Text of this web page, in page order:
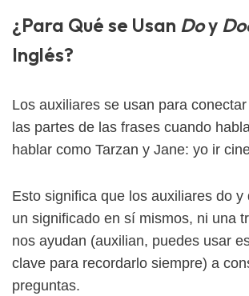
¿Para Qué se Usan Doy
Inglés?
Los auxiliares se usan para
las partes de las frases cuando
hablar como Tarzan y Jane: yo ir
Esto significa que los auxiliares do y
un significado en sí mismos, ni una
nos ayudan (auxilian, puedes usar
clave para recordarlo siempre) a
preguntas.